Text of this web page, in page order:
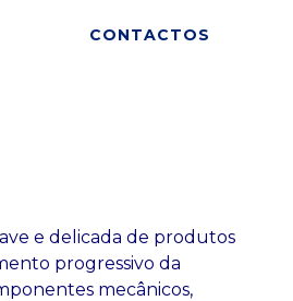
CONTACTOS
e delicada de produtos
progressivo da
mecânicos,